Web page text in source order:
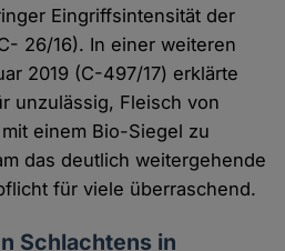
Eingriffsintensität der
26/16). In einer weiteren
2019 (C-497/17) erklärte
unzulässig, Fleisch von
einem Bio-Siegel zu
das deutlich weitergehende
für viele überraschend.
Schlachtens in